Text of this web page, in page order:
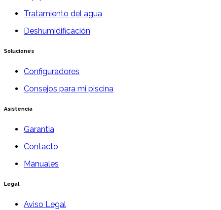
Tratamiento del agua
Deshumidificación
Soluciones
Configuradores
Consejos para mi piscina
Asistencia
Garantia
Contacto
Manuales
Legal
Aviso Legal